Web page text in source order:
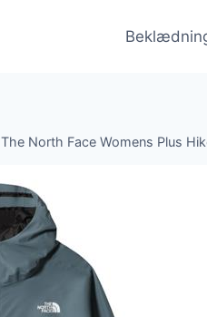
The North Face Womens Plus